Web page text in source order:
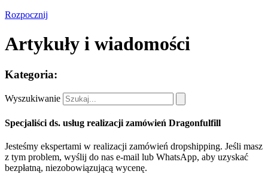
Rozpocznij
Artykuły i wiadomości
Kategoria:
Wyszukiwanie
Specjaliści ds. usług realizacji zamówień Dragonfulfill
Jesteśmy ekspertami w realizacji zamówień dropshipping. Jeśli masz
z tym problem, wyślij do nas e-mail lub WhatsApp, aby uzyskać
bezpłatną, niezobowiązującą wycenę.